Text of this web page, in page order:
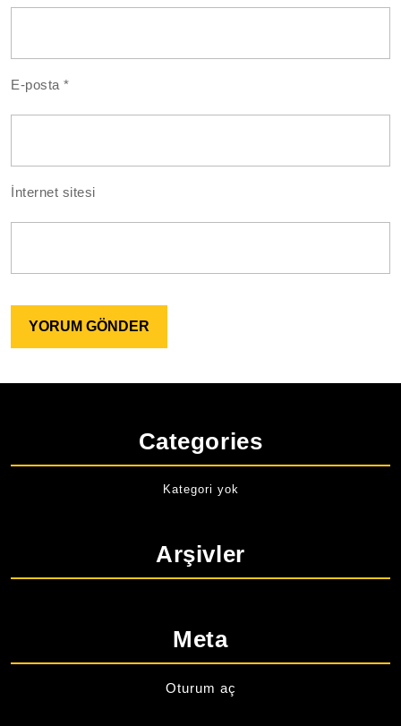
E-posta*
İnternet sitesi
Categories
Kategori yok
Arşivler
Meta
Oturum aç